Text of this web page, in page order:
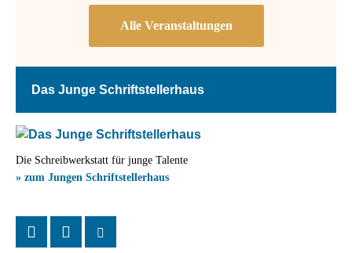
Das Junge Schriftstellerhaus
Die Schreibwerkstatt für junge Talente
» zum Jungen Schriftstellerhaus